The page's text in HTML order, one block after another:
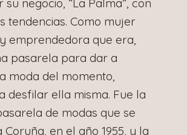
tendencias. Como mujer
emprendedora que era,
pasarela para dar a
moda del momento,
desfilar ella misma. Fue la
de modas que se
Coruña, en el año 1955, y la